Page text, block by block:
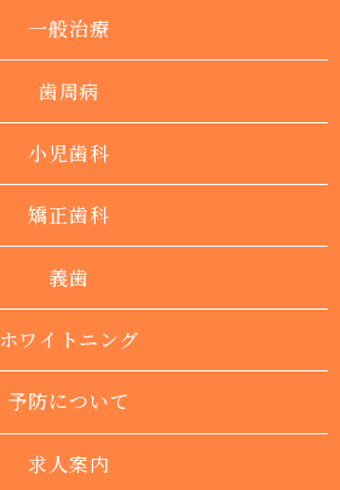
一般治療
歯周病
小児歯科
矯正歯科
義歯
ホワイトニング
予防について
求人案内